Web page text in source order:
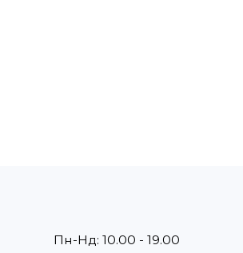
Пн-Нд: 10.00 - 19.00